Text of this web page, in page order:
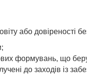
або довіреності
формувань, що
до заходів із